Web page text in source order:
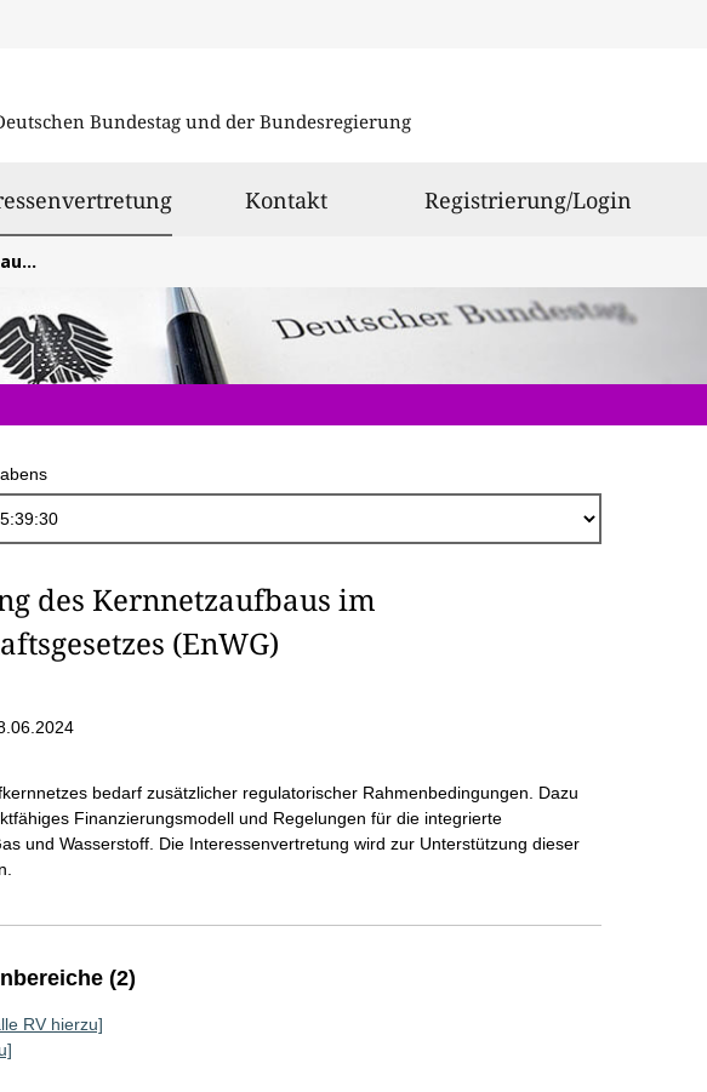
Bundestag und der Bundesregierung
ausgewählt
Kontakt Registrierung/Login
des Kernnetzaufbaus im
(EnWG)
bedarf zusätzlicher regulatorischer Rahmenbedingungen. Dazu
Finanzierungsmodell und Regelungen für die integrierte
und Wasserstoff. Die Interessenvertretung wird zur Unterstützung dieser
(2)
RV hierzu]